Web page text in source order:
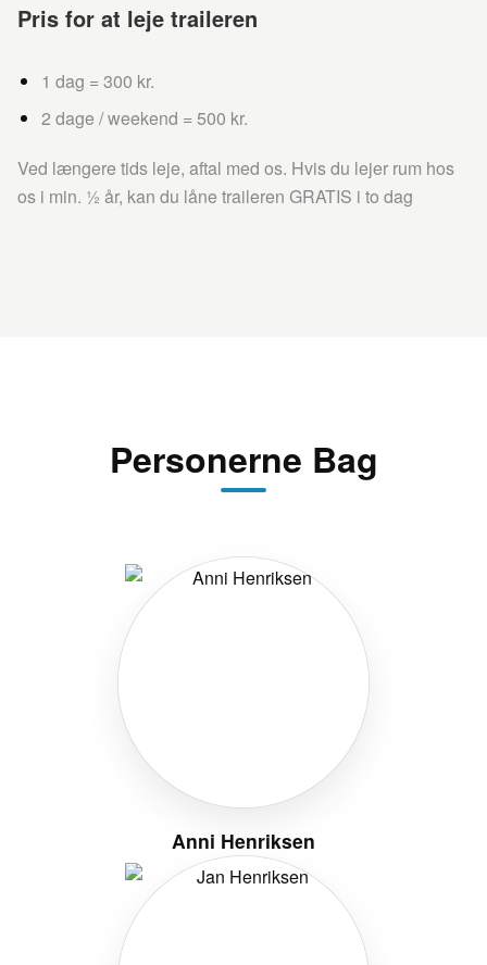
Pris for at leje traileren
1 dag = 300 kr.
2 dage / weekend = 500 kr.
Ved længere tids leje, aftal med os. Hvis du lejer rum hos
os i min. ½ år, kan du låne traileren GRATIS i to dag
Personerne Bag
Anni Henriksen